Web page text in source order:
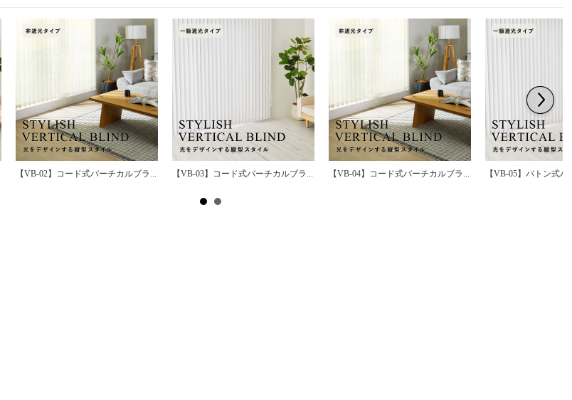
【VB-02】コード式バーチカルブラ... 【VB-03】コード式バーチカルブラ... 【VB-04】コード式バーチカルブラ... 【VB-05】バトン式